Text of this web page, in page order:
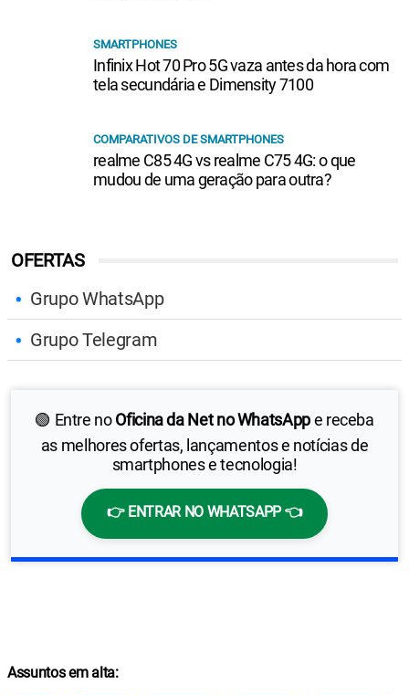
OFERTAS
Grupo WhatsApp
Grupo Telegram
🟢 Entre noOficina da Net no WhatsAppe receba
as melhores ofertas, lançamentos e notícias de
smartphones e tecnologia!
👉 ENTRAR NO WHATSAPP 👈
SMARTPHONES
Infinix Hot 70 Pro 5G vaza antes da hora com
tela secundária e Dimensity 7100
COMPARATIVOS DE SMARTPHONES
realme C85 4G vs realme C75 4G: o que
mudou de uma geração para outra?
Assuntos em alta: